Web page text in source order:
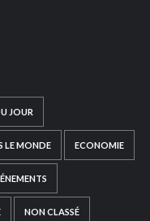
JOUR
LE MONDE ECONOMIE
NON CLASSÉ